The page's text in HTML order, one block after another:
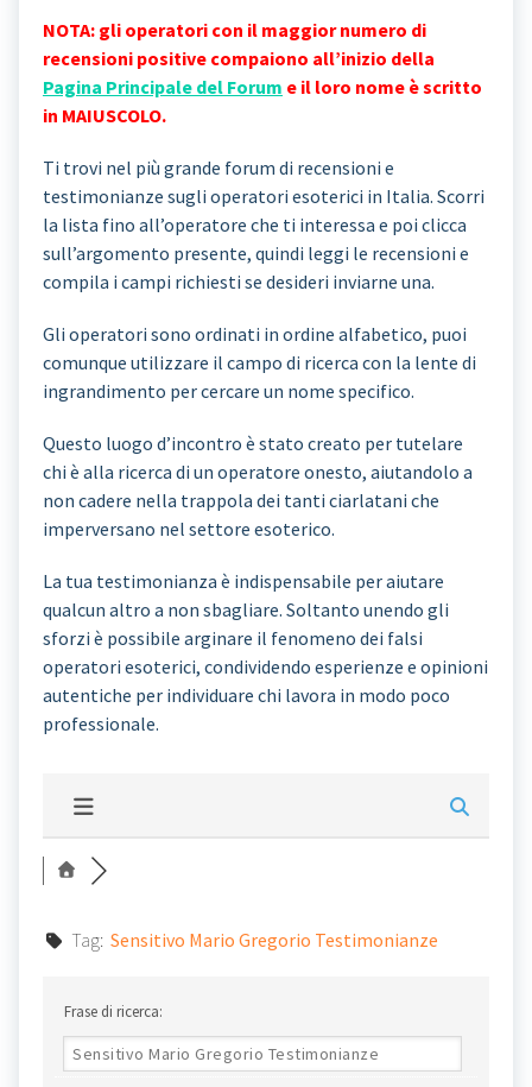
NOTA: gli operatori con il maggior numero di
recensioni positive compaiono all’inizio della
Pagina Principale del Forum e il loro nome è scritto
in MAIUSCOLO.
Ti trovi nel più grande forum di recensioni e
testimonianze sugli operatori esoterici in Italia. Scorri
la lista fino all’operatore che ti interessa e poi clicca
sull’argomento presente, quindi leggi le recensioni e
compila i campi richiesti se desideri inviarne una.
Gli operatori sono ordinati in ordine alfabetico, puoi
comunque utilizzare il campo di ricerca con la lente di
ingrandimento per cercare un nome specifico.
Questo luogo d’incontro è stato creato per tutelare
chi è alla ricerca di un operatore onesto, aiutandolo a
non cadere nella trappola dei tanti ciarlatani che
imperversano nel settore esoterico.
La tua testimonianza è indispensabile per aiutare
qualcun altro a non sbagliare. Soltanto unendo gli
sforzi è possibile arginare il fenomeno dei falsi
operatori esoterici, condividendo esperienze e opinioni
autentiche per individuare chi lavora in modo poco
professionale.
Tag: Sensitivo Mario Gregorio Testimonianze
Frase di ricerca: